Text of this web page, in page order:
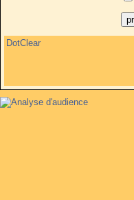
DotClear